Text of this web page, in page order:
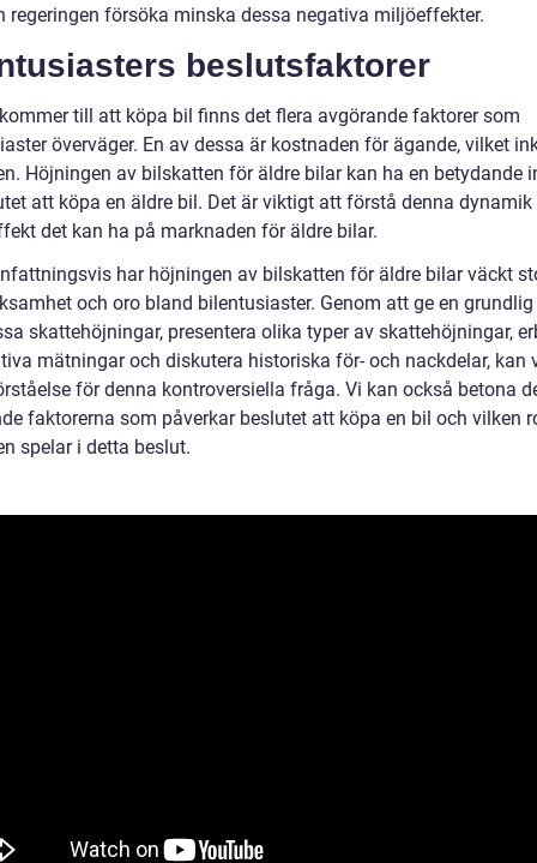
regeringen försöka minska dessa negativa miljöeffekter.
beslutsfaktorer
till att köpa bil finns det flera avgörande faktorer som
överväger. En av dessa är kostnaden för ägande, vilket
Höjningen av bilskatten för äldre bilar kan ha en betydande
att köpa en äldre bil. Det är viktigt att förstå denna dynamik
det kan ha på marknaden för äldre bilar.
har höjningen av bilskatten för äldre bilar väckt
och oro bland bilentusiaster. Genom att ge en
skattehöjningar, presentera olika typer av skattehöjningar,
mätningar och diskutera historiska för- och nackdelar, kan
för denna kontroversiella fråga. Vi kan också betona
faktorerna som påverkar beslutet att köpa en bil och vilken
spelar i detta beslut.